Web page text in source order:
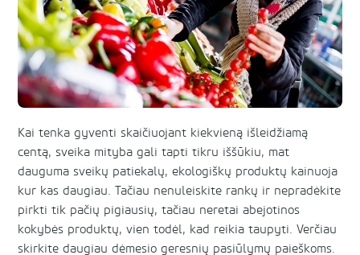
Kai tenka gyventi skaičiuojant kiekvieną išleidžiamą
centą, sveika mityba gali tapti tikru iššūkiu, mat
dauguma sveikų patiekalų, ekologiškų produktų kainuoja
kur kas daugiau. Tačiau nenuleiskite rankų ir nepradėkite
pirkti tik pačių pigiausių, tačiau neretai abejotinos
kokybės produktų, vien todėl, kad reikia taupyti. Verčiau
skirkite daugiau dėmesio geresnių pasiūlymų paieškoms.